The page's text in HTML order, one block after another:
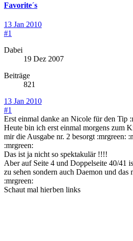
Favorite´s
13 Jan 2010
#1
Dabei
19 Dez 2007
Beiträge
821
13 Jan 2010
#1
Erst einmal danke an Nicole für den Tip
Heute bin ich erst einmal morgens zum
mir die Ausgabe nr. 2 besorgt :mrgreen:
:mrgreen:
Das ist ja nicht so spektakulär !!!!
Aber auf Seite 4 und Doppelseite 40/41
zu sehen sondern auch Daemon und das
:mrgreen:
Schaut mal hierben links